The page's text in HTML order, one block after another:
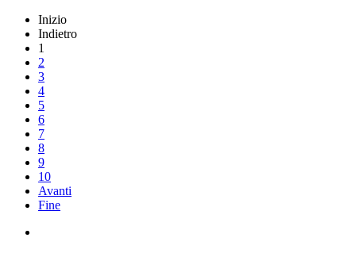
Inizio
Indietro
1
2
3
4
5
6
7
8
9
10
Avanti
Fine